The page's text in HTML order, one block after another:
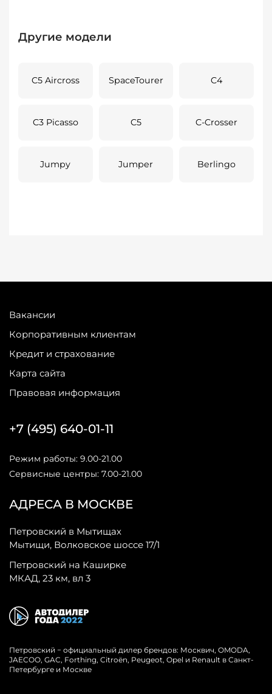
Другие модели
C5 Aircross SpaceTourer C4
C3 Picasso C5 C-Crosser
Jumpy Jumper Berlingo
Вакансии
Корпоративным клиентам
Кредит и страхование
Карта сайта
Правовая информация
АДРЕСА В МОСКВЕ
Петровский в Мытищах
Мытищи, Волковское шоссе 17/1
Петровский на Каширке
МКАД, 23 км, вл 3
+7 (495) 640-01-11
Режим работы: 9.00-21.00
Сервисные центры: 7.00-21.00
Петровский − официальный дилер брендов: Москвич, OMODA,
JAECOO, GAC, Forthing, Citroёn, Peugeot, Opel и Renault в Санкт-
Петербурге и Москве